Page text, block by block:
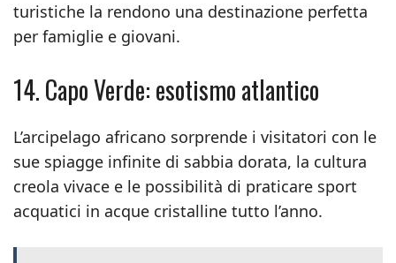
turistiche la rendono una destinazione perfetta
per famiglie e giovani.
14. Capo Verde: esotismo atlantico
L’arcipelago africano sorprende i visitatori con le
sue spiagge infinite di sabbia dorata, la cultura
creola vivace e le possibilità di praticare sport
acquatici in acque cristalline tutto l’anno.